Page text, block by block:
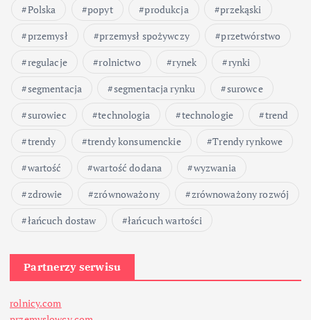
Polska
popyt produkcja
przekąski
przemysł
przemysł spożywczy
przetwórstwo
regulacje
rolnictwo rynek
rynki
segmentacja
segmentacja rynku
surowce
surowiec
technologia technologie
trend
trendy
trendy konsumenckie
Trendy rynkowe
wartość
wartość dodana
wyzwania
zdrowie
zrównoważony
zrównoważony rozwój
łańcuch dostaw
łańcuch wartości
Partnerzy serwisu
rolnicy.com